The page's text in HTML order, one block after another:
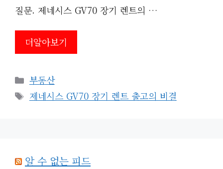
질문. 제네시스 GV70 장기 렌트의 …
더알아보기
카
테
고
부동산
태
제네시스 GV70 장기 렌트 출고의 비결
알 수 없는 피드